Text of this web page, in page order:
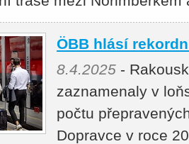
ÖBB hlásí
8.4.2025 -
zaznamenaly v
počtu
Dopravce v roce